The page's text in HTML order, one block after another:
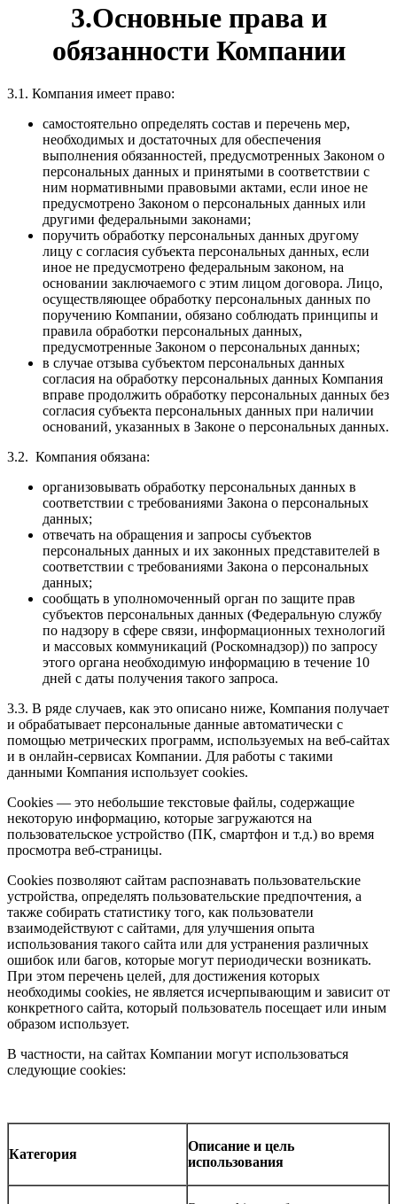
3.Основные права и
обязанности Компании
3.1. Компания имеет право:
самостоятельно определять состав и перечень мер,
необходимых и достаточных для обеспечения
выполнения обязанностей, предусмотренных Законом о
персональных данных и принятыми в соответствии с
ним нормативными правовыми актами, если иное не
предусмотрено Законом о персональных данных или
другими федеральными законами;
поручить обработку персональных данных другому
лицу с согласия субъекта персональных данных, если
иное не предусмотрено федеральным законом, на
основании заключаемого с этим лицом договора. Лицо,
осуществляющее обработку персональных данных по
поручению Компании, обязано соблюдать принципы и
правила обработки персональных данных,
предусмотренные Законом о персональных данных;
в случае отзыва субъектом персональных данных
согласия на обработку персональных данных Компания
вправе продолжить обработку персональных данных без
согласия субъекта персональных данных при наличии
оснований, указанных в Законе о персональных данных.
3.2. Компания обязана:
организовывать обработку персональных данных в
соответствии с требованиями Закона о персональных
данных;
отвечать на обращения и запросы субъектов
персональных данных и их законных представителей в
соответствии с требованиями Закона о персональных
данных;
сообщать в уполномоченный орган по защите прав
субъектов персональных данных (Федеральную службу
по надзору в сфере связи, информационных технологий
и массовых коммуникаций (Роскомнадзор)) по запросу
этого органа необходимую информацию в течение 10
дней с даты получения такого запроса.
3.3. В ряде случаев, как это описано ниже, Компания получает
и обрабатывает персональные данные автоматически с
помощью метрических программ, используемых на веб-сайтах
и в онлайн-сервисах Компании. Для работы с такими
данными Компания использует cookies.
Cookies — это небольшие текстовые файлы, содержащие
некоторую информацию, которые загружаются на
пользовательское устройство (ПК, смартфон и т.д.) во время
просмотра веб-страницы.
Cookies позволяют сайтам распознавать пользовательские
устройства, определять пользовательские предпочтения, а
также собирать статистику того, как пользователи
взаимодействуют с сайтами, для улучшения опыта
использования такого сайта или для устранения различных
ошибок или багов, которые могут периодически возникать.
При этом перечень целей, для достижения которых
необходимы cookies, не является исчерпывающим и зависит от
конкретного сайта, который пользователь посещает или иным
образом использует.
В частности, на сайтах Компании могут использоваться
следующие cookies:
Категория
Описание и цель
использования